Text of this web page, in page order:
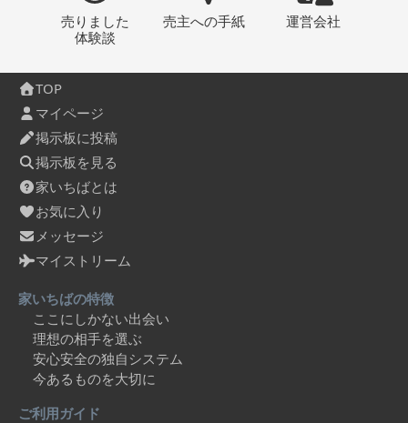
売りました
体験談
売主への手紙 運営会社
TOP
マイページ
掲示板に投稿
掲示板を見る
家いちばとは
お気に入り
メッセージ
マイストリーム
家いちばの特徴
ここにしかない出会い
理想の相手を選ぶ
安心安全の独自システム
今あるものを大切に
ご利用ガイド